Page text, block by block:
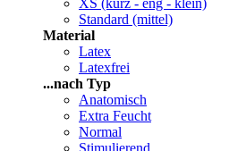
XS (kurz - eng - klein)
Standard (mittel)
Material
Latex
Latexfrei
...nach Typ
Anatomisch
Extra Feucht
Normal
Stimulierend